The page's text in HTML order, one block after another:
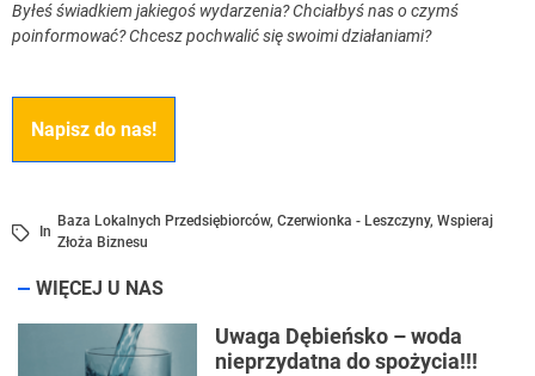
Byłeś świadkiem jakiegoś wydarzenia? Chciałbyś nas o czymś
poinformować? Chcesz pochwalić się swoimi działaniami?
Napisz do nas!
In
Baza Lokalnych Przedsiębiorców, Czerwionka - Leszczyny, Wspieraj
Złoża Biznesu
WIĘCEJ U NAS
Uwaga Dębieńsko – woda
nieprzydatna do spożycia!!!